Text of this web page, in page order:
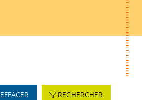
EFFACER RECHERCHER